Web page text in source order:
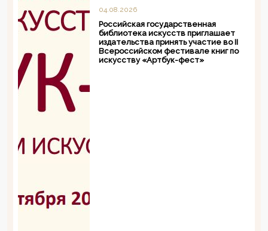
04.08.2026
Российская государственная
библиотека искусств приглашает
издательства принять участие во II
Всероссийском фестивале книг по
искусству «Артбук-фест»